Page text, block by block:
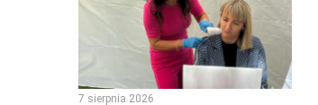
7 sierpnia 2026